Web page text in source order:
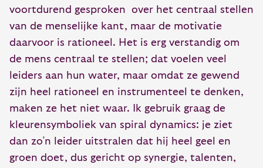
voortdurend gesproken over het centraal stellen
van de menselijke kant, maar de motivatie
daarvoor is rationeel. Het is erg verstandig om
de mens centraal te stellen; dat voelen veel
leiders aan hun water, maar omdat ze gewend
zijn heel rationeel en instrumenteel te denken,
maken ze het niet waar. Ik gebruik graag de
kleurensymboliek van spiral dynamics: je ziet
dan zo’n leider uitstralen dat hij heel geel en
groen doet, dus gericht op synergie, talenten,